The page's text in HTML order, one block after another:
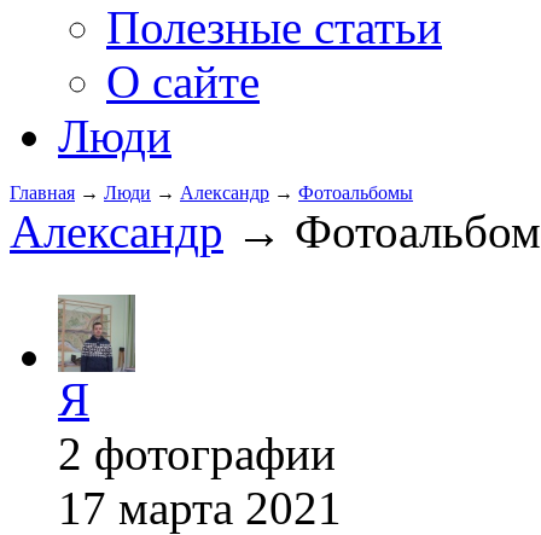
Полезные статьи
О сайте
Люди
Главная → Люди → Александр → Фотоальбомы
Александр →
Я
2 фотографии
17 марта 2021